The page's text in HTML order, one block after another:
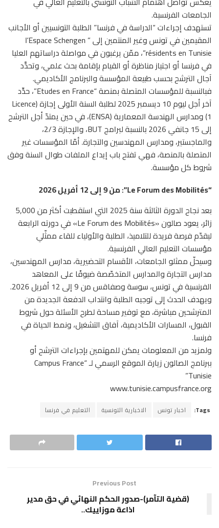
الجامعات الفرنسية.
تستهدف إجراءات “الدراسة في فرنسا” الطلبة التونسيين أو الأجانب
المقيمين في تونس وغير المنتمين إلى ” l’Espace Schengen
résidents en Tunisie”، ممّن يرغبون في مواصلة دراساتهم العليا
في فرنسا أو اجتياز مناظرة أو القيام بإقامة بحث علمي، وتحدَّد
آجال الترشح بحسب طبيعة المؤسسة والبرنامج الأكاديمي.
فبالنسبة للمؤسسات المتصلة بمنصة “Etudes en France”، حدِّد
آخر أجل ليوم 10 ديسمبر 2025 لطلبة السنة الأولى إجازة (Licence
1) ومدارس الهندسة المعمارية (ENSA)، في حين يمتدّ أجل الترشح
إلى 15 جانفي 2026 بالنسبة لبرامج BUT، والإجازة 2/3،
والماجستير، ومدارس المهندسين والتجارة. أمّا المؤسسات غير
المتصلة بالمنصة، فهي تفتح باب إيداع الملفات طوال السنة وفق
شروط كل مؤسسة.
“Le Forum des Mobilités”: من 9 إلى 12 أفريل 2026
بعد نجاح الدورة الثالثة سنة 2025 التي استقطبت أكثر من 5,000
زائر، يعود صالون «Le Forum des Mobilités» في دورته الرابعة
ليقدّم فرصة فريدة للتلاميذ، الطلبة والأولياء للقاء ممثّلي
مؤسسات التعليم العالي الفرنسية.
وسيحلّ ممثلو الجامعات، الأقسام التحضيرية، مدارس المهندسين،
مدارس التجارة والمدارس المتخصّصة ضيوفًا على المعاهد
الفرنسية في تونس، سوسة وصفاقس من 9 إلى 12 أفريل 2026.
ويهدف الحدث إلى توجيه الطلبة وانتداب الدفعة الجديدة من
المترشحين مباشرة، مع توفير مساحة لطرح الأسئلة حول شروط
القبول، المسارات الأكاديمية، آفاق التشغيل، ونمط الحياة في
فرنسا.
ولمزيد من المعلومات يمكن للمهتمين بإجراءات الترشح أو
ببرنامج الصالون زيارة الموقع الرسمي لـ “Campus France
Tunisie”
www.tunisie.campusfrance.org
Tags: اخبار تونس الاخبارية التونسية التعليم في فرنسا
Previous Post
(قضية التآمر)-صدور الحكم النهائي في حق مدير
اذاعة موزاييك..